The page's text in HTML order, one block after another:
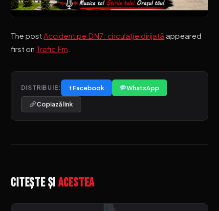
The post Accident pe DN7: circulație dirijată appeared
first on Trafic Fm
DISTRIBUIE: f Facebook WhatsApp
Copiază link
Citește șiacestea